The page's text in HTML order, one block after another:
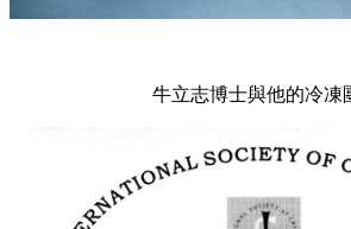
牛立志博士與他的冷凍